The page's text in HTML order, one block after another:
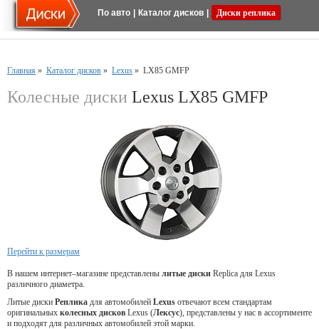
По авто Каталог дисков Диски реплика
Главная » Каталог дисков » Lexus » LX85 GMFP
Колесные диски Lexus LX85 GMFP
Перейти к размерам
В нашем интернет–магазине представлены литые диски Replica для Lexus
различного диаметра.
Литые диски Реплика для автомобилей Lexus отвечают всем стандартам
оригинальных колесных дисков Lexus (Лексус), представлены у нас в ассортименте
и подходят для различных автомобилей этой марки.